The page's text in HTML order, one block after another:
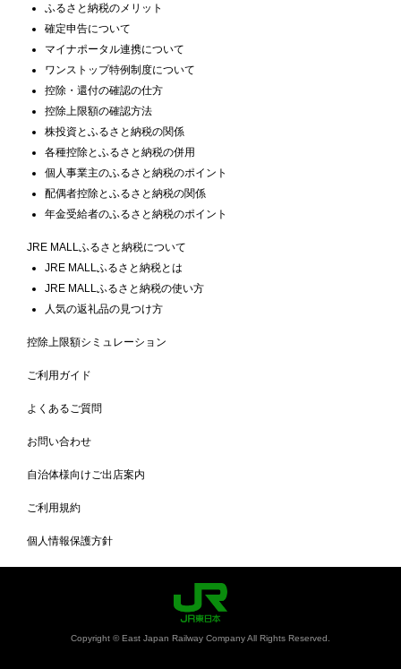
ふるさと納税のメリット
確定申告について
マイナポータル連携について
ワンストップ特例制度について
控除・還付の確認の仕方
控除上限額の確認方法
株投資とふるさと納税の関係
各種控除とふるさと納税の併用
個人事業主のふるさと納税のポイント
配偶者控除とふるさと納税の関係
年金受給者のふるさと納税のポイント
JRE MALLふるさと納税について
JRE MALLふるさと納税とは
JRE MALLふるさと納税の使い方
人気の返礼品の見つけ方
控除上限額シミュレーション
ご利用ガイド
よくあるご質問
お問い合わせ
自治体様向けご出店案内
ご利用規約
個人情報保護方針
Copyright © East Japan Railway Company All Rights Reserved.